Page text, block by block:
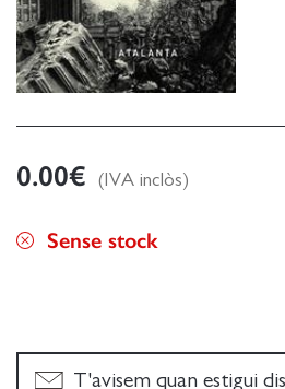
0.00€ (IVA inclòs)
Sense stock
T'avisem quan estigui